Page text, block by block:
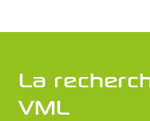
La
VML